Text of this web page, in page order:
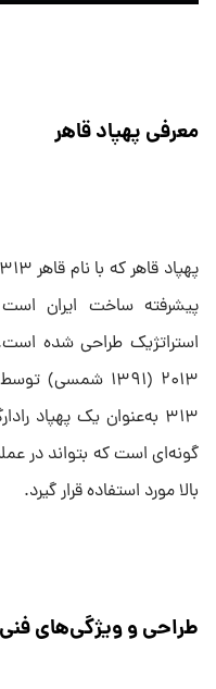
معرفی پهپاد قاهر
پیشرفته ساخت ایران
استراتژیک طراحی شده
۲۰۱۳ (۱۳۹۱
۳۱۳ به‌عنوان یک پهپاد
گونه‌ای است که بتواند در
بالا مورد استفاده قرار گیرد.
طراحی و ویژگی‌های فنی